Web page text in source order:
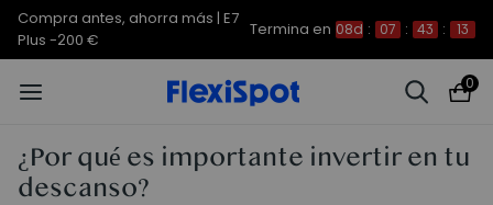
Compra antes, ahorra más | E7
Plus -200 €
Termina en 08d : 07 : 43 : 12
0
¿Por qué es importante invertir en tu
descanso?